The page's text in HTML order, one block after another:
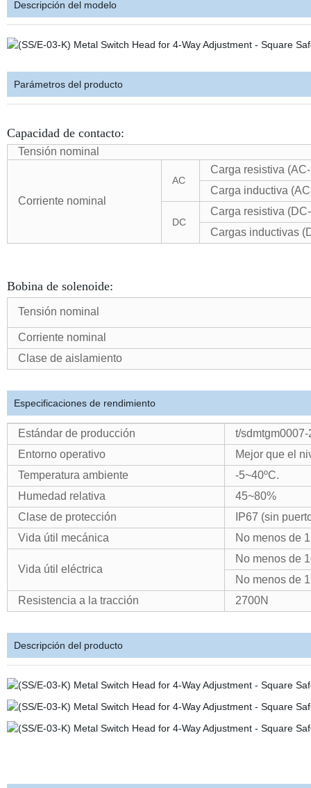
Descripción del modelo
Parámetros del producto
Capacidad de contacto:
Tensión nominal
Corriente nominal
AC
Carga resistiva
Carga inductiva
DC
Carga resistiva
Cargas inductivas
Bobina de solenoide:
Tensión nominal
Corriente nominal
Clase de aislamiento
Especificaciones de rendimiento
Estándar de producción
t/sdmtgm0007-
Entorno operativo
Mejor que el
Temperatura ambiente
-5~40ºC.
Humedad relativa
45~80%
Clase de protección
IP67 (sin
Vida útil mecánica
No menos de
Vida útil eléctrica
No menos de
No menos de
Resistencia a la tracción
2700N
Descripción del producto